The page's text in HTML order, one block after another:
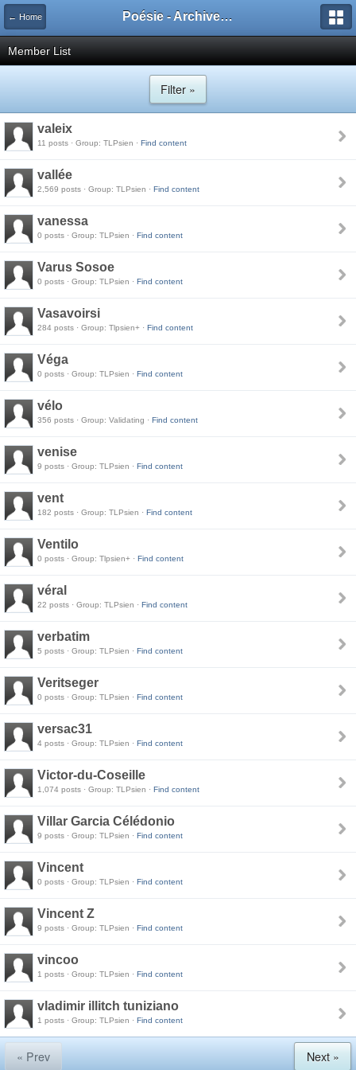
← Home Poésie - Archives de Toute La Poésie - 2005 - 2006
Member List
Filter »
valeix
11 posts · Group: TLPsien · Find content
vallée
2,569 posts · Group: TLPsien · Find content
vanessa
0 posts · Group: TLPsien · Find content
Varus Sosoe
0 posts · Group: TLPsien · Find content
Vasavoirsi
284 posts · Group: Tlpsien+ · Find content
Véga
0 posts · Group: TLPsien · Find content
vélo
356 posts · Group: Validating · Find content
venise
9 posts · Group: TLPsien · Find content
vent
182 posts · Group: TLPsien · Find content
Ventilo
0 posts · Group: Tlpsien+ · Find content
véral
22 posts · Group: TLPsien · Find content
verbatim
5 posts · Group: TLPsien · Find content
Veritseger
0 posts · Group: TLPsien · Find content
versac31
4 posts · Group: TLPsien · Find content
Victor-du-Coseille
1,074 posts · Group: TLPsien · Find content
Villar Garcia Célédonio
9 posts · Group: TLPsien · Find content
Vincent
0 posts · Group: TLPsien · Find content
Vincent Z
9 posts · Group: TLPsien · Find content
vincoo
1 posts · Group: TLPsien · Find content
vladimir illitch tuniziano
1 posts · Group: TLPsien · Find content
« Prev Next »